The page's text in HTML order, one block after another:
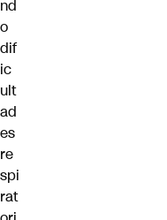
nd
o
dif
ic
ult
ad
es
re
spi
rat